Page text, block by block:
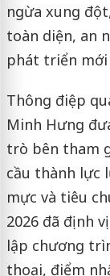
ngừa xung
toàn diện, an
phát triển mới
Thông điệp
Minh Hưng
trò bên tham
cầu thành lực
mực và tiêu
2026 đã định
lập chương
thoại, điểm